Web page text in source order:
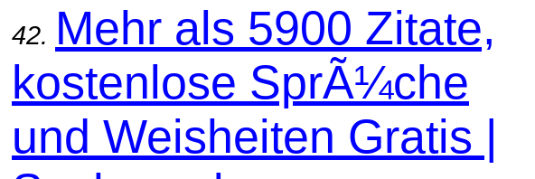
42. Mehr als 5900 Zitate,
kostenlose SprÃ¼che
und Weisheiten Gratis |